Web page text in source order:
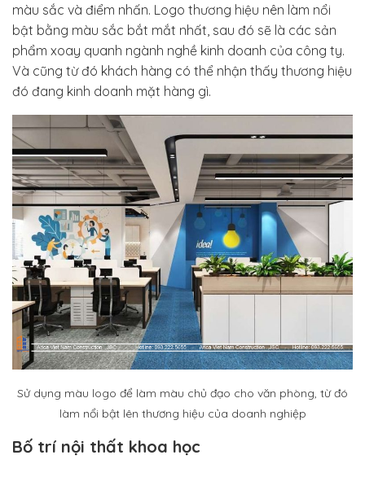
màu sắc và điểm nhấn. Logo thương hiệu nên làm nổi
bật bằng màu sắc bắt mắt nhất, sau đó sẽ là các sản
phẩm xoay quanh ngành nghề kinh doanh của công ty.
Và cũng từ đó khách hàng có thể nhận thấy thương hiệu
đó đang kinh doanh mặt hàng gì.
Sử dụng màu logo để làm màu chủ đạo cho văn phòng, từ đó
làm nổi bật lên thương hiệu của doanh nghiệp
Bố trí nội thất khoa học